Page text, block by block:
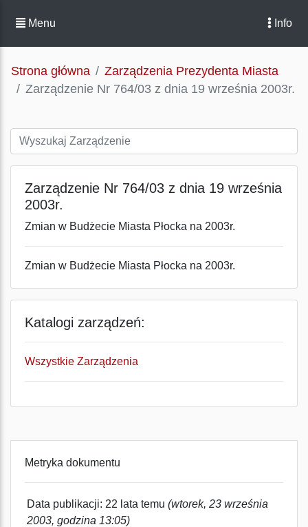
Menu Info
Strona główna
Zarządzenia Prezydenta Miasta
Zarządzenie Nr 764/03 z dnia 19 września 2003r.
Zarządzenie Nr 764/03 z dnia 19 września
2003r.
Zmian w Budżecie Miasta Płocka na 2003r.
Zmian w Budżecie Miasta Płocka na 2003r.
Katalogi zarządzeń:
Wszystkie Zarządzenia
Metryka dokumentu
Data publikacji: 22 lata temu (wtorek, 23 września
2003, godzina 13:05)